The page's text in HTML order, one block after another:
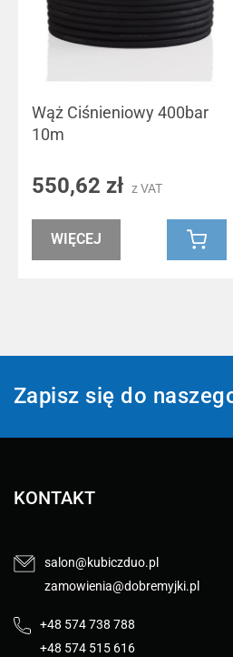
Wąż Ciśnieniowy 400bar
10m
550,62 zł z VAT
WIĘCEJ
Zapisz się do
KONTAKT
salon@kubiczduo.pl
zamowienia@dobremyjki.pl
+48 574 738 788
+48 574 515 616